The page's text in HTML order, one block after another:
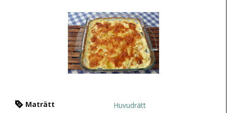
Maträtt Huvudrätt